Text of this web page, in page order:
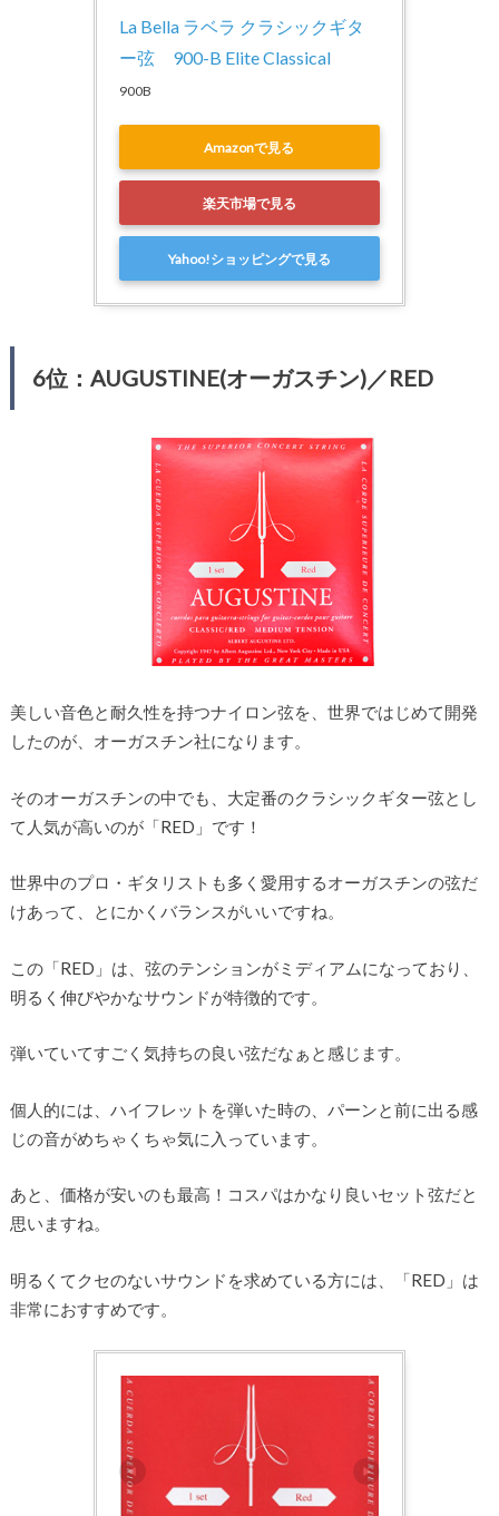
La Bella ラベラ クラシックギタ
ー弦　900-B Elite Classical
900B
Amazonで見る
楽天市場で見る
Yahoo!ショッピングで見る
6位：AUGUSTINE(オーガスチン)／RED
美しい音色と耐久性を持つナイロン弦を、世界ではじめて開発
したのが、オーガスチン社になります。
そのオーガスチンの中でも、大定番のクラシックギター弦とし
て人気が高いのが「RED」です！
世界中のプロ・ギタリストも多く愛用するオーガスチンの弦だ
けあって、とにかくバランスがいいですね。
この「RED」は、弦のテンションがミディアムになっており、
明るく伸びやかなサウンドが特徴的です。
弾いていてすごく気持ちの良い弦だなぁと感じます。
個人的には、ハイフレットを弾いた時の、パーンと前に出る感
じの音がめちゃくちゃ気に入っています。
あと、価格が安いのも最高！コスパはかなり良いセット弦だと
思いますね。
明るくてクセのないサウンドを求めている方には、「RED」は
非常におすすめです。